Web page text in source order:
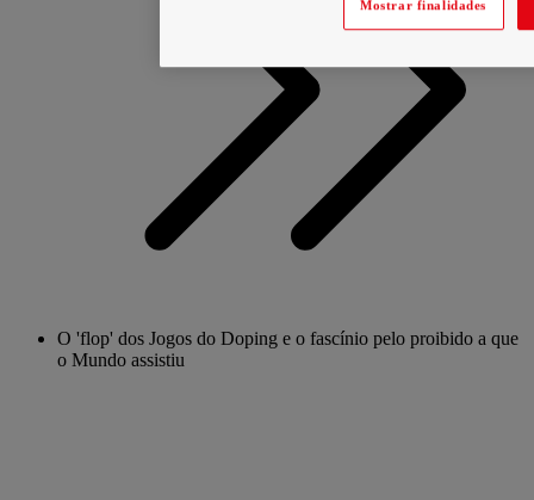
O 'flop' dos Jogos do Doping e o fascínio pelo proibido a que
o Mundo assistiu
Mostrar finalidades